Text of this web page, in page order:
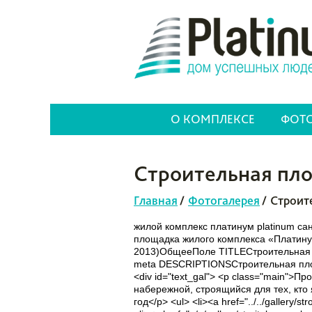
О КОМПЛЕКСЕ
Строительная
Главная / Фотогалерея /
жилой комплекс платинум platinum
площадка жилого комплекса
2013)ОбщееПоле
meta DESCRIPTIONSСтроительная
<div id="text_gal"> <p
набережной, строящийся для тех, кто
год</p> <ul> <li><a href="../../gallery/